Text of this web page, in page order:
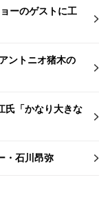
ーのゲストに工
ントニオ猪木の
氏「かなり大きな
・石川昂弥